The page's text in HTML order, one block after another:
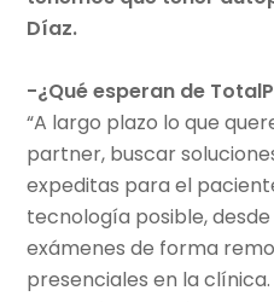
Díaz.
-¿Qué esperan de
“A largo plazo lo que
partner, buscar
expeditas para el
tecnología posible,
exámenes de forma
presenciales en la